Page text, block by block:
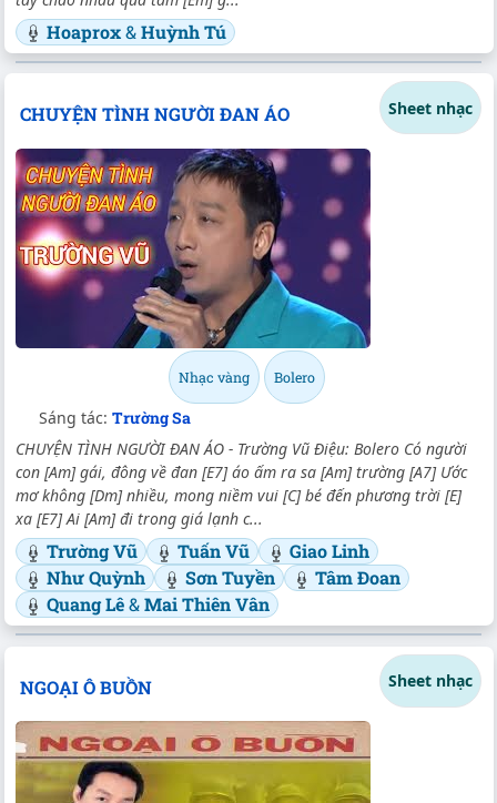
Hoaprox&Huỳnh Tú
CHUYỆN TÌNH NGƯỜI ĐAN ÁO Sheet nhạc
Nhạc vàng Bolero
Sáng tác: Trường Sa
CHUYỆN TÌNH NGƯỜI ĐAN ÁO - Trường Vũ Điệu: Bolero Có người
con [Am] gái, đông về đan [E7] áo ấm ra sa [Am] trường [A7] Ước
mơ không [Dm] nhiều, mong niềm vui [C] bé đến phương trời [E]
xa [E7] Ai [Am] đi trong giá lạnh c...
Trường Vũ Tuấn Vũ
Giao Linh
Như Quỳnh
Sơn Tuyền
Tâm Đoan
Quang Lê&Mai Thiên Vân
NGOẠI Ô BUỒN Sheet nhạc